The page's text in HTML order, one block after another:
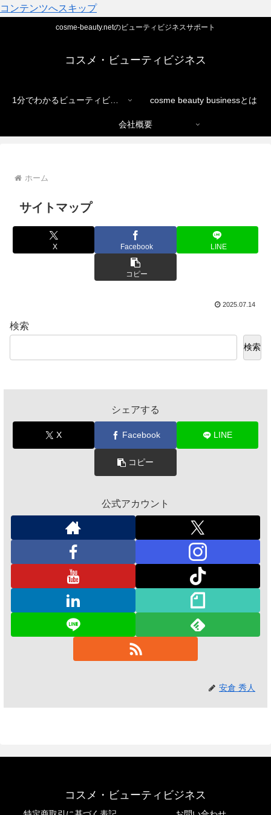
コンテンツへスキップ
cosme-beauty.netのビューティビジネスサポート
コスメ・ビューティビジネス
1分でわかるビューティビジネス cosme beauty businessとは
会社概要
ホーム
サイトマップ
X Facebook LINE
コピー
2025.07.14
検索
検索
シェアする
X Facebook LINE
コピー
公式アカウント
安倉 秀人
コスメ・ビューティビジネス